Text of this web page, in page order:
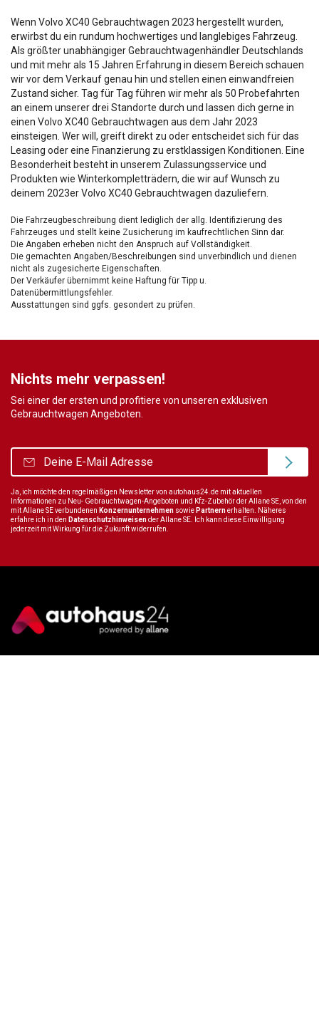
Wenn Volvo XC40 Gebrauchtwagen 2023 hergestellt wurden,
erwirbst du ein rundum hochwertiges und langlebiges Fahrzeug.
Als größter unabhängiger Gebrauchtwagenhändler Deutschlands
und mit mehr als 15 Jahren Erfahrung in diesem Bereich schauen
wir vor dem Verkauf genau hin und stellen einen einwandfreien
Zustand sicher. Tag für Tag führen wir mehr als 50 Probefahrten
an einem unserer drei Standorte durch und lassen dich gerne in
einen Volvo XC40 Gebrauchtwagen aus dem Jahr 2023
einsteigen. Wer will, greift direkt zu oder entscheidet sich für das
Leasing oder eine Finanzierung zu erstklassigen Konditionen. Eine
Besonderheit besteht in unserem Zulassungsservice und
Produkten wie Winterkompletträdern, die wir auf Wunsch zu
deinem 2023er Volvo XC40 Gebrauchtwagen dazuliefern.
Die Fahrzeugbeschreibung dient lediglich der allg. Identifizierung des
Fahrzeuges und stellt keine Zusicherung im kaufrechtlichen Sinn dar.
Die Angaben erheben nicht den Anspruch auf Vollständigkeit.
Die gemachten Angaben/Beschreibungen sind unverbindlich und dienen
nicht als zugesicherte Eigenschaften.
Der Verkäufer übernimmt keine Haftung für Tipp u.
Datenübermittlungsfehler.
Ausstattungen sind ggfs. gesondert zu prüfen.
Nichts mehr verpassen!
Sei einer der ersten und profitiere von unseren exklusiven
Gebrauchtwagen Angeboten.
Ja, ich möchte den regelmäßigen Newsletter von autohaus24.de mit aktuellen
Informationen zu Neu- Gebrauchtwagen-Angeboten und Kfz-Zubehör der Allane SE, von den
mit Allane SE verbundenen Konzernunternehmen sowie Partnernerhalten. Näheres
erfahre ich in den Datenschutzhinweisender Allane SE. Ich kann diese Einwilligung
jederzeit mit Wirkung für die Zukunft widerrufen.